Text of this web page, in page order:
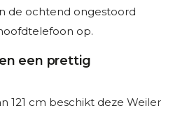
de ochtend ongestoord
op.
een prettig
121 cm beschikt deze Weiler